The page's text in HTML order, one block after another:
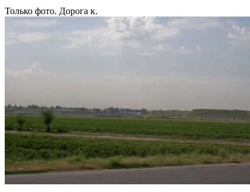
Только фото. Дорога к.